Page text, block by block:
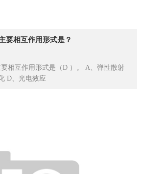
要相互作用形式是？
相互作用形式是（D ）。 A、弹性散射
D、光电效应